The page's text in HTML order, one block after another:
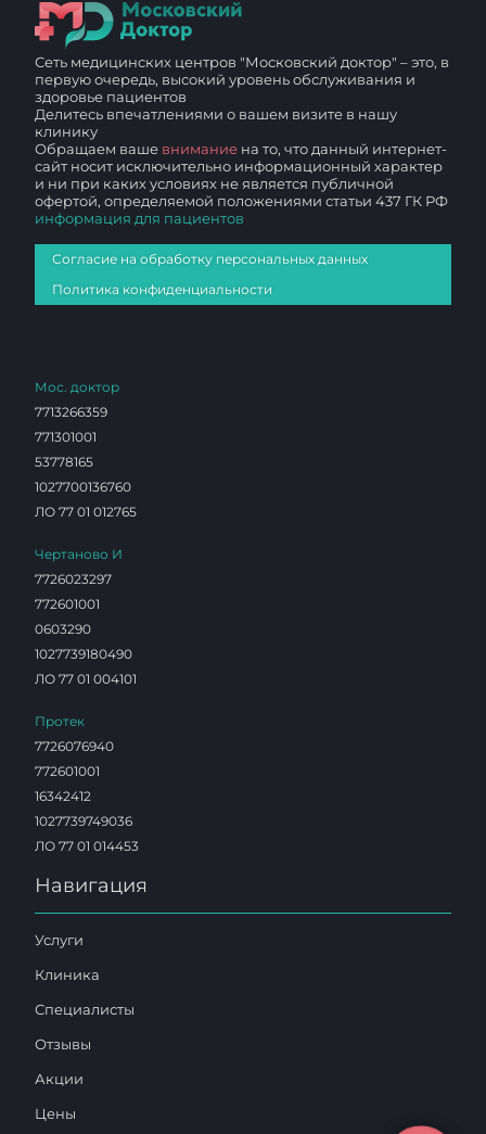
Сеть медицинских центров "Московский доктор" – это, в
первую очередь, высокий уровень обслуживания и
здоровье пациентов
Делитесь впечатлениями о вашем визите в нашу
клинику
Обращаем ваше внимание на то, что данный интернет-
сайт носит исключительно информационный характер
и ни при каких условиях не является публичной
офертой, определяемой положениями статьи 437 ГК РФ
информация для пациентов
Согласие на обработку персональных данных
Политика конфиденциальности
Мос. доктор
7713266359
771301001
53778165
1027700136760
ЛО 77 01 012765
Чертаново И
7726023297
772601001
0603290
1027739180490
ЛО 77 01 004101
Протек
7726076940
772601001
16342412
1027739749036
ЛО 77 01 014453
Навигация
Услуги
Клиника
Специалисты
Отзывы
Акции
Цены